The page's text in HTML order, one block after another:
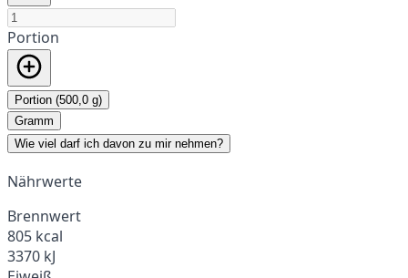
Portion
Portion (500,0 g)
Gramm
Wie viel darf ich davon zu mir nehmen?
Nährwerte
Brennwert
805 kcal
3370 kJ